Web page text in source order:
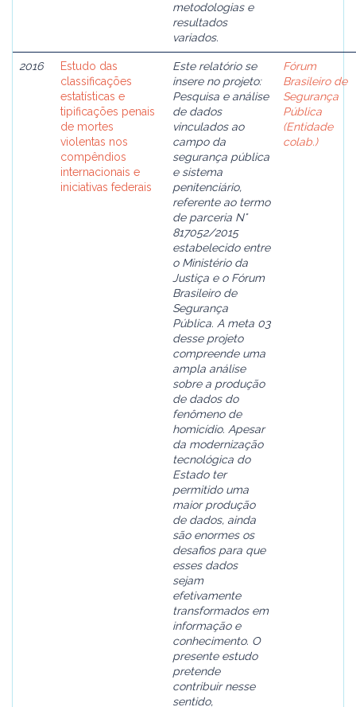
metodologias e
resultados
variados.
2016
Estudo das
classificações
estatísticas e
tipificações penais
de mortes
violentas nos
compêndios
internacionais e
iniciativas federais
Este relatório se
insere no projeto:
Pesquisa e análise
de dados
vinculados ao
campo da
segurança pública
e sistema
penitenciário,
referente ao termo
de parceria N°
817052/2015
estabelecido entre
o Ministério da
Justiça e o Fórum
Brasileiro de
Segurança
Pública. A meta 03
desse projeto
compreende uma
ampla análise
sobre a produção
de dados do
fenômeno de
homicídio. Apesar
da modernização
tecnológica do
Estado ter
permitido uma
maior produção
de dados, ainda
são enormes os
desafios para que
esses dados
sejam
efetivamente
transformados em
informação e
conhecimento. O
presente estudo
pretende
contribuir nesse
sentido,
Fórum
Brasileiro de
Segurança
Pública
(Entidade
colab.)